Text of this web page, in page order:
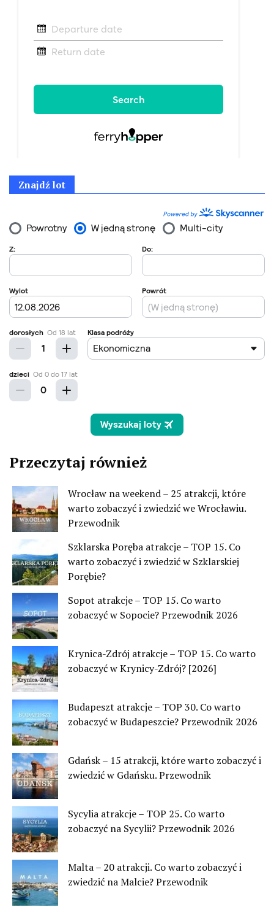
Znajdź lot
Przeczytaj również
Wrocław na weekend – 25 atrakcji, które
warto zobaczyć i zwiedzić we Wrocławiu.
Przewodnik
Szklarska Poręba atrakcje – TOP 15. Co
warto zobaczyć i zwiedzić w Szklarskiej
Porębie?
Sopot atrakcje – TOP 15. Co warto
zobaczyć w Sopocie? Przewodnik 2026
Krynica-Zdrój atrakcje – TOP 15. Co warto
zobaczyć w Krynicy-Zdrój? [2026]
Budapeszt atrakcje – TOP 30. Co warto
zobaczyć w Budapeszcie? Przewodnik 2026
Gdańsk – 15 atrakcji, które warto zobaczyć i
zwiedzić w Gdańsku. Przewodnik
Sycylia atrakcje – TOP 25. Co warto
zobaczyć na Sycylii? Przewodnik 2026
Malta – 20 atrakcji. Co warto zobaczyć i
zwiedzić na Malcie? Przewodnik